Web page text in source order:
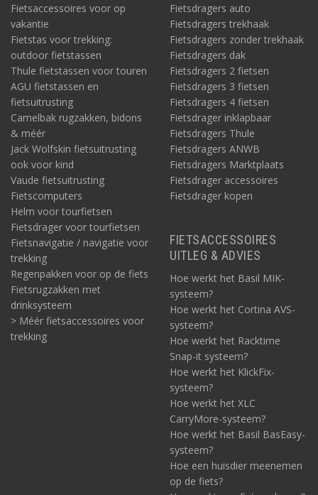
Fietsaccessoires voor op
vakantie
Fietstas voor trekking:
outdoor fietstassen
Thule fietstassen voor touren
AGU fietstassen en
fietsuitrusting
Camelbak rugzakken, bidons
& méér
Jack Wolfskin fietsuitrusting
ook voor kind
Vaude fietsuitrusting
Fietscomputers
Helm voor tourfietsen
Fietsdrager voor tourfietsen
Fietsnavigatie / navigatie voor
trekking
Regenpakken voor op de fiets
Fietsrugzakken met
drinksysteem
> Méér fietsaccessoires voor
trekking
Fietsdragers auto
Fietsdragers trekhaak
Fietsdragers zonder trekhaak
Fietsdragers dak
Fietsdragers 2 fietsen
Fietsdragers 3 fietsen
Fietsdragers 4 fietsen
Fietsdrager inklapbaar
Fietsdragers Thule
Fietsdragers ANWB
Fietsdragers Marktplaats
Fietsdrager accessoires
Fietsdrager kopen
FIETSACCESSOIRES
UITLEG & ADVIES
Hoe werkt het Basil MIK-
systeem?
Hoe werkt het Cortina AVS-
systeem?
Hoe werkt het Racktime
Snap-it systeem?
Hoe werkt het KlickFix-
systeem?
Hoe werkt het XLC
CarryMore-systeem?
Hoe werkt het Basil BasEasy-
systeem?
Hoe een huisdier meenemen
op de fiets?